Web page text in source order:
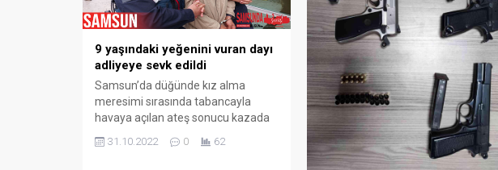
9 yaşındaki yeğenini vuran dayı
adliyeye sevk edildi
Samsun’da düğünde kız alma
meresimi sırasında tabancayla
havaya açılan ateş sonucu kazada
9 yaşındaki yeğinini vurarak ağır
yaralayan dayı, jandarma komando
31.10.2022 0 62
Zincirleme Trafik Kazası: 9
Araç Birbirine Girdi
03.03.2025 0
Samsun’da 9 Aracın
Karıştığı Zincirleme Trafik
Kazası
03.03.2025 0